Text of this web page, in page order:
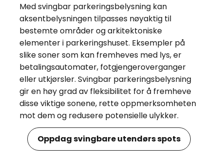
Med svingbar parkeringsbelysning kan
aksentbelysningen tilpasses nøyaktig til
bestemte områder og arkitektoniske
elementer i parkeringshuset. Eksempler på
slike soner som kan fremheves med lys, er
betalingsautomater, fotgjengeroverganger
eller utkjørsler. Svingbar parkeringsbelysning
gir en høy grad av fleksibilitet for å fremheve
disse viktige sonene, rette oppmerksomheten
mot dem og redusere potensielle ulykker.
Oppdag svingbare utendørs spots